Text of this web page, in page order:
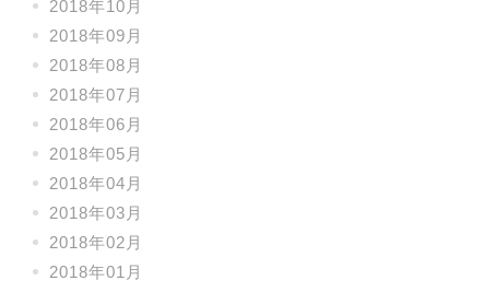
2018年10月
2018年09月
2018年08月
2018年07月
2018年06月
2018年05月
2018年04月
2018年03月
2018年02月
2018年01月